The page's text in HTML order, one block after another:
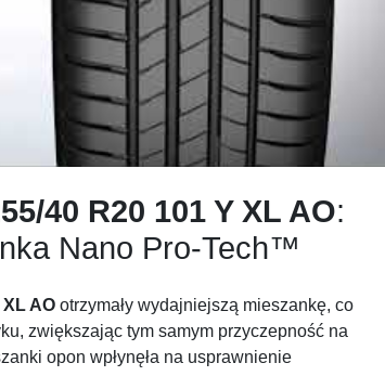
40 R20 101 Y XL AO:
Nano Pro-Tech™
AO otrzymały wydajniejszą mieszankę, co
zwiększając tym samym przyczepność na
opon wpłynęła na usprawnienie